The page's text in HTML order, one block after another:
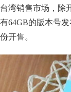
台湾销售市场，除
有64GB的版本号
份开售。